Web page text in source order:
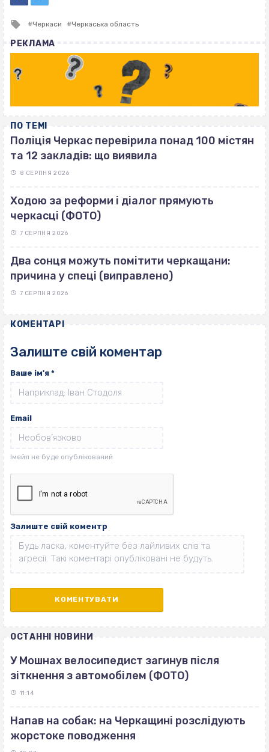
Tagged
Черкаси Черкаська область
РЕКЛАМА
ПО ТЕМІ
Поліція Черкас перевірила понад 100 містян
та 12 закладів: що виявила
8 СЕРПНЯ 2026
Ходою за реформи і діалог прямують
черкасці (ФОТО)
7 СЕРПНЯ 2026
Два сонця можуть помітити черкащани:
причина у спеці (виправлено)
7 СЕРПНЯ 2026
КОМЕНТАРІ
Залиште свій коментар
Ваше ім'я *
Email
Залиште свій коментр
ОСТАННІ НОВИНИ
У Мошнах велосипедист загинув після
зіткнення з автомобілем (ФОТО)
11:14
Напав на собак: на Черкащині розслідують
жорстоке поводження